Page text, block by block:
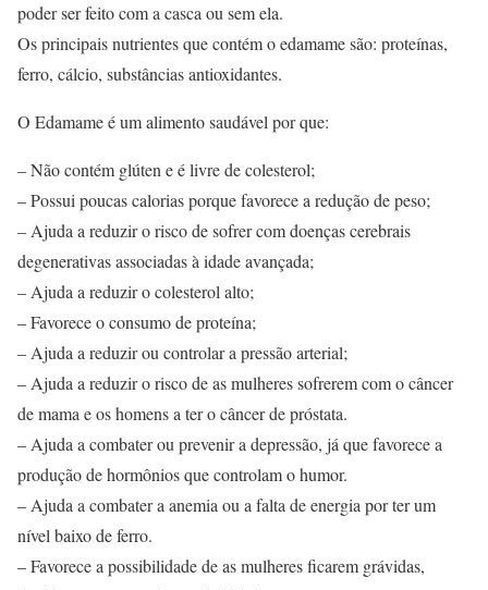
poder ser feito com a casca ou sem ela.
Os principais nutrientes que contém o edamame são: proteínas,
ferro, cálcio, substâncias antioxidantes.
O Edamame é um alimento saudável por que:
– Não contém glúten e é livre de colesterol;
– Possui poucas calorias porque favorece a redução de peso;
– Ajuda a reduzir o risco de sofrer com doenças cerebrais
degenerativas associadas à idade avançada;
– Ajuda a reduzir o colesterol alto;
– Favorece o consumo de proteína;
– Ajuda a reduzir ou controlar a pressão arterial;
– Ajuda a reduzir o risco de as mulheres sofrerem com o câncer
de mama e os homens a ter o câncer de próstata.
– Ajuda a combater ou prevenir a depressão, já que favorece a
produção de hormônios que controlam o humor.
– Ajuda a combater a anemia ou a falta de energia por ter um
nível baixo de ferro.
– Favorece a possibilidade de as mulheres ficarem grávidas,